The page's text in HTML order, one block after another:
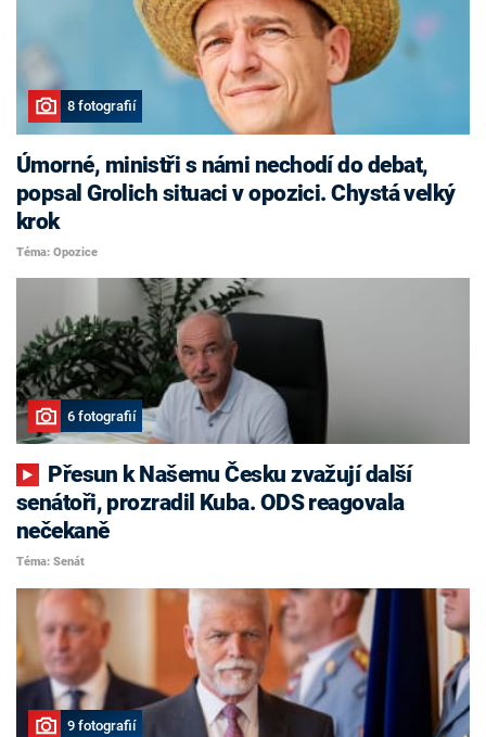
8 fotografií
Úmorné, ministři s námi nechodí do debat,
popsal Grolich situaci v opozici. Chystá velký
krok
Téma: Opozice
6 fotografií
senátoři, prozradil Kuba. ODS reagovala
nečekaně
Téma: Senát
9 fotografií